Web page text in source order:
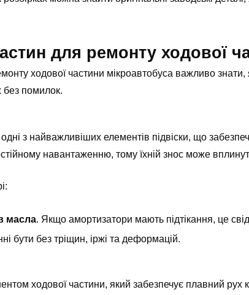
для ремонту ходової
ходової частини мікроавтобуса важливо
без помилок.
з найважливіших елементів підвіски, що
навантаженню, тому їхній знос може
масла. Якщо амортизатори мають підтікання, це
бути без тріщин, іржі та деформацій.
ходової частини, який забезпечує плавний рух